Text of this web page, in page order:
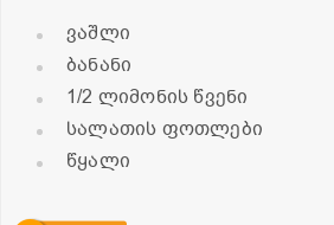
ვაშლი
ბანანი
1/2 ლიმონის წვენი
სალათის ფოთლები
წყალი